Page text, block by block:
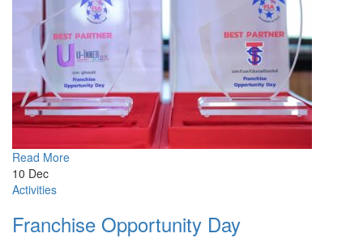
Read More
10 Dec
Activities
Franchise Opportunity Day